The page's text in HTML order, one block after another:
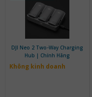
DJI Neo 2 Two-Way Charging
Hub | Chính Hãng
Không kinh doanh